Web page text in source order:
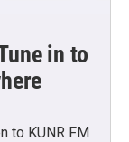
in to
to KUNR FM